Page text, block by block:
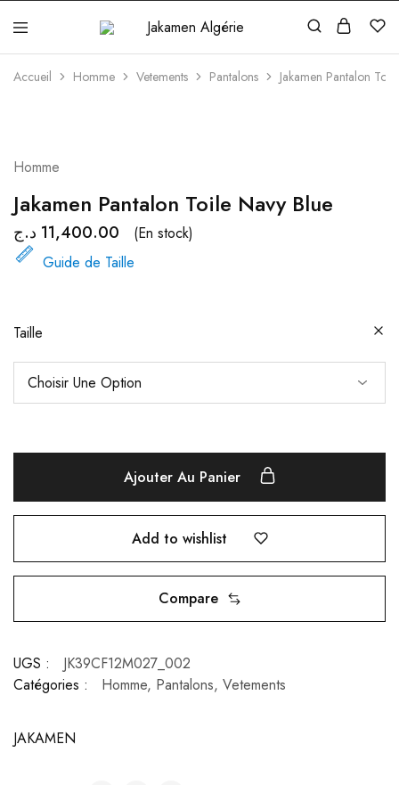
Jakamen
Algérie
Accueil Homme Vetements Pantalons Jakamen Pantalon
Homme
Jakamen Pantalon Toile Navy Blue
11,400.00 د.ج
(En stock)
Guide de Taille
Taille
Ajouter Au Panier
Add to wishlist
Compare
UGS :
JK39CF12M027_002
Catégories :
Homme, Pantalons, Vetements
JAKAMEN